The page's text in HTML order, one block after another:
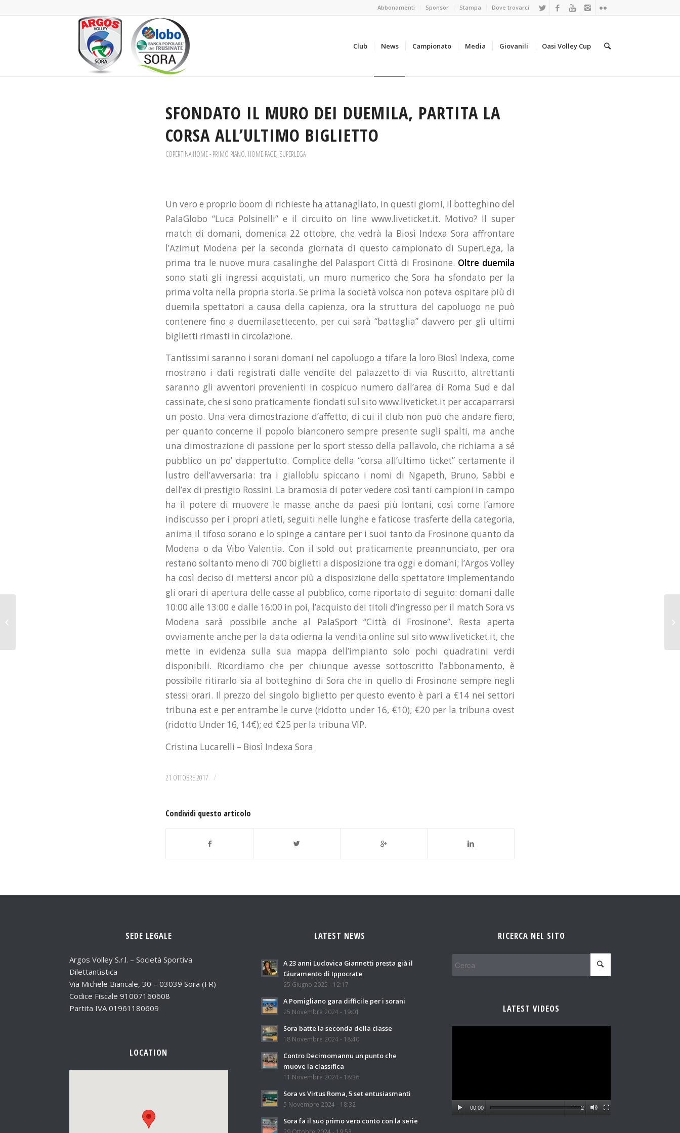
Abbonamenti Sponsor Stampa Dove trovarci
Club News Campionato Media Giovanili Oasi Volley Cup
SFONDATO IL MURO DEI DUEMILA, PARTITA LA
CORSA ALL’ULTIMO BIGLIETTO
COPERTINA HOME - PRIMO PIANO, HOME PAGE, SUPERLEGA
Un vero e proprio boom di richieste ha attanagliato, in questi giorni, il botteghino del
PalaGlobo “Luca Polsinelli” e il circuito on line www.liveticket.it. Motivo? Il super
match di domani, domenica 22 ottobre, che vedrà la Biosì Indexa Sora affrontare
l’Azimut Modena per la seconda giornata di questo campionato di SuperLega, la
prima tra le nuove mura casalinghe del Palasport Città di Frosinone. Oltre duemila
sono stati gli ingressi acquistati, un muro numerico che Sora ha sfondato per la
prima volta nella propria storia. Se prima la società volsca non poteva ospitare più di
duemila spettatori a causa della capienza, ora la struttura del capoluogo ne può
contenere fino a duemilasettecento, per cui sarà “battaglia” davvero per gli ultimi
biglietti rimasti in circolazione.
Tantissimi saranno i sorani domani nel capoluogo a tifare la loro Biosì Indexa, come
mostrano i dati registrati dalle vendite del palazzetto di via Ruscitto, altrettanti
saranno gli avventori provenienti in cospicuo numero dall’area di Roma Sud e dal
cassinate, che si sono praticamente fiondati sul sito www.liveticket.it per accaparrarsi
un posto. Una vera dimostrazione d’affetto, di cui il club non può che andare fiero,
per quanto concerne il popolo bianconero sempre presente sugli spalti, ma anche
una dimostrazione di passione per lo sport stesso della pallavolo, che richiama a sé
pubblico un po’ dappertutto. Complice della “corsa all’ultimo ticket” certamente il
lustro dell’avversaria: tra i gialloblu spiccano i nomi di Ngapeth, Bruno, Sabbi e
dell’ex di prestigio Rossini. La bramosia di poter vedere così tanti campioni in campo
ha il potere di muovere le masse anche da paesi più lontani, così come l’amore
indiscusso per i propri atleti, seguiti nelle lunghe e faticose trasferte della categoria,
anima il tifoso sorano e lo spinge a cantare per i suoi tanto da Frosinone quanto da
Modena o da Vibo Valentia. Con il sold out praticamente preannunciato, per ora
restano soltanto meno di 700 biglietti a disposizione tra oggi e domani; l’Argos Volley
ha così deciso di mettersi ancor più a disposizione dello spettatore implementando
gli orari di apertura delle casse al pubblico, come riportato di seguito: domani dalle
10:00 alle 13:00 e dalle 16:00 in poi, l’acquisto dei titoli d’ingresso per il match Sora vs
Modena sarà possibile anche al PalaSport “Città di Frosinone”. Resta aperta
ovviamente anche per la data odierna la vendita online sul sito www.liveticket.it, che
mette in evidenza sulla sua mappa dell’impianto solo pochi quadratini verdi
disponibili. Ricordiamo che per chiunque avesse sottoscritto l’abbonamento, è
possibile ritirarlo sia al botteghino di Sora che in quello di Frosinone sempre negli
stessi orari. Il prezzo del singolo biglietto per questo evento è pari a €14 nei settori
tribuna est e per entrambe le curve (ridotto under 16, €10); €20 per la tribuna ovest
(ridotto Under 16, 14€); ed €25 per la tribuna VIP.
Cristina Lucarelli – Biosì Indexa Sora
21 OTTOBRE 2017 /
Condividi questo articolo
SEDE LEGALE
Argos Volley S.r.l. – Società Sportiva
Dilettantistica
Via Michele Biancale, 30 – 03039 Sora (FR)
Codice Fiscale 91007160608
Partita IVA 01961180609
LOCATION
LATEST NEWS
A 23 anni Ludovica Giannetti presta già il
Giuramento di Ippocrate
25 Giugno 2025 - 12:17
A Pomigliano gara difficile per i sorani
25 Novembre 2024 - 19:01
Sora batte la seconda della classe
18 Novembre 2024 - 18:40
Contro Decimomannu un punto che
muove la classifica
11 Novembre 2024 - 18:36
Sora vs Virtus Roma, 5 set entusiasmanti
5 Novembre 2024 - 18:32
Sora fa il suo primo vero conto con la serie
29 Ottobre 2024 - 19:53
RICERCA NEL SITO
LATEST VIDEOS
00:00 10:12